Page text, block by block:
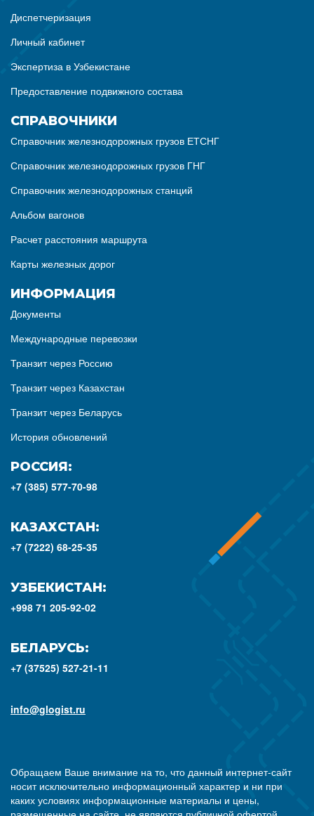
Диспетчеризация
Личный кабинет
Экспертиза в Узбекистане
Предоставление подвижного состава
СПРАВОЧНИКИ
Справочник железнодорожных грузов ЕТСНГ
Справочник железнодорожных грузов ГНГ
Справочник железнодорожных станций
Альбом вагонов
Расчет расстояния маршрута
Карты железных дорог
ИНФОРМАЦИЯ
Документы
Международные перевозки
Транзит через Россию
Транзит через Казахстан
Транзит через Беларусь
История обновлений
РОССИЯ:
+7 (385) 577-70-98
КАЗАХСТАН:
+7 (7222) 68-25-35
УЗБЕКИСТАН:
+998 71 205-92-02
БЕЛАРУСЬ:
+7 (37525) 527-21-11
info@glogist.ru
Обращаем Ваше внимание на то, что данный интернет-сайт
носит исключительно информационный характер и ни при
каких условиях информационные материалы и цены,